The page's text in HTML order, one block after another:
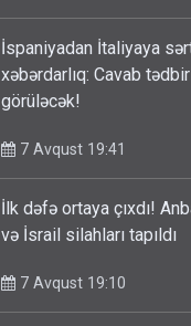
İspaniyadan İtaliyaya
xəbərdarlıq: Cavab
görüləcək!
7 Avqust 19:41
İlk dəfə ortaya çıxdı!
və İsrail silahları tapıldı
7 Avqust 19:10